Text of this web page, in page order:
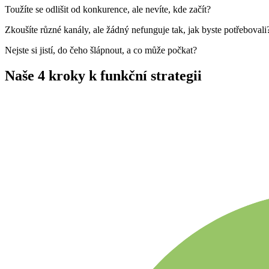
Toužíte se odlišit od konkurence, ale nevíte, kde začít?
Zkoušíte různé kanály, ale žádný nefunguje tak, jak byste
Nejste si jistí, do čeho šlápnout, a co může počkat?
Naše 4 kroky k funkční strategii